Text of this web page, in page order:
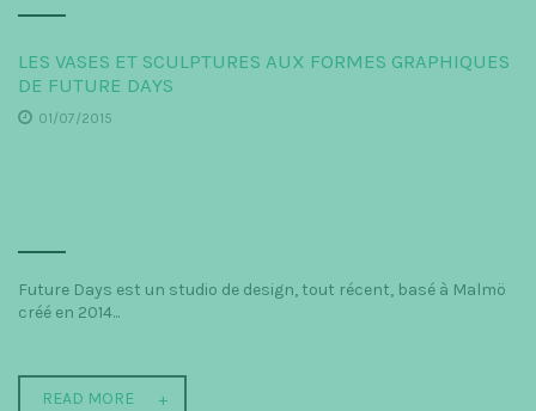
LES VASES ET SCULPTURES AUX FORMES GRAPHIQUES
DE FUTURE DAYS
01/07/2015
Future Days est un studio de design, tout récent, basé à Malmö
créé en 2014...
READ MORE